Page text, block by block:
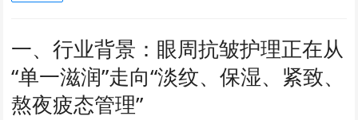
一、行业背景：眼周抗皱护理正在从
“单一滋润”走向“淡纹、保湿、紧致、
熬夜疲态管理”